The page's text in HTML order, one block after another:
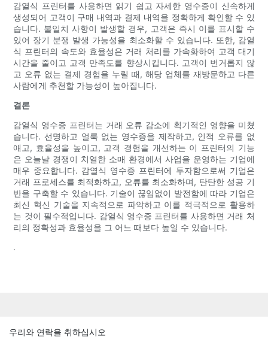
감열식 프린터를 사용하면 읽기 쉽고 자세한 영수증이 신속하게
생성되어 고객이 구매 내역과 결제 내역을 정확하게 확인할 수 있
습니다. 불일치 사항이 발생할 경우, 고객은 즉시 이를 표시할 수
있어 장기 분쟁 발생 가능성을 최소화할 수 있습니다. 또한, 감열
식 프린터의 속도와 효율성은 거래 처리를 가속화하여 고객 대기
시간을 줄이고 고객 만족도를 향상시킵니다. 고객이 번거롭지 않
고 오류 없는 결제 경험을 누릴 때, 해당 업체를 재방문하고 다른
사람에게 추천할 가능성이 높아집니다.
결론
감열식 영수증 프린터는 거래 오류 감소에 획기적인 영향을 미쳤
습니다. 선명하고 얼룩 없는 영수증을 제작하고, 인적 오류를 없
애고, 효율성을 높이고, 고객 경험을 개선하는 이 프린터의 기능
은 오늘날 경쟁이 치열한 소매 환경에서 사업을 운영하는 기업에
매우 중요합니다. 감열식 영수증 프린터에 투자함으로써 기업은
거래 프로세스를 최적화하고, 오류를 최소화하며, 탄탄한 성공 기
반을 구축할 수 있습니다. 기술이 끊임없이 발전함에 따라 기업은
최신 혁신 기술을 지속적으로 파악하고 이를 적극적으로 활용하
는 것이 필수적입니다. 감열식 영수증 프린터를 사용하면 거래 처
리의 정확성과 효율성을 그 어느 때보다 높일 수 있습니다.
.
우리와 연락을 취하십시오